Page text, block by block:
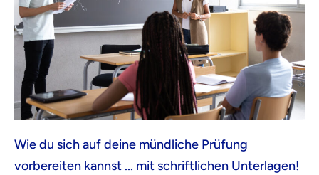
Wie du sich auf deine mündliche Prüfung
vorbereiten kannst ... mit schriftlichen Unterlagen!